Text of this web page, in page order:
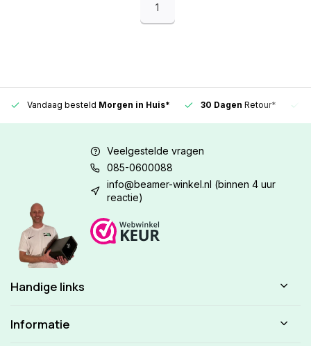
1
Vandaag besteld Morgen in Huis* 30 Dagen Retour*
Veelgestelde vragen
085-0600088
info@beamer-winkel.nl (binnen 4 uur
reactie)
Handige links
Informatie